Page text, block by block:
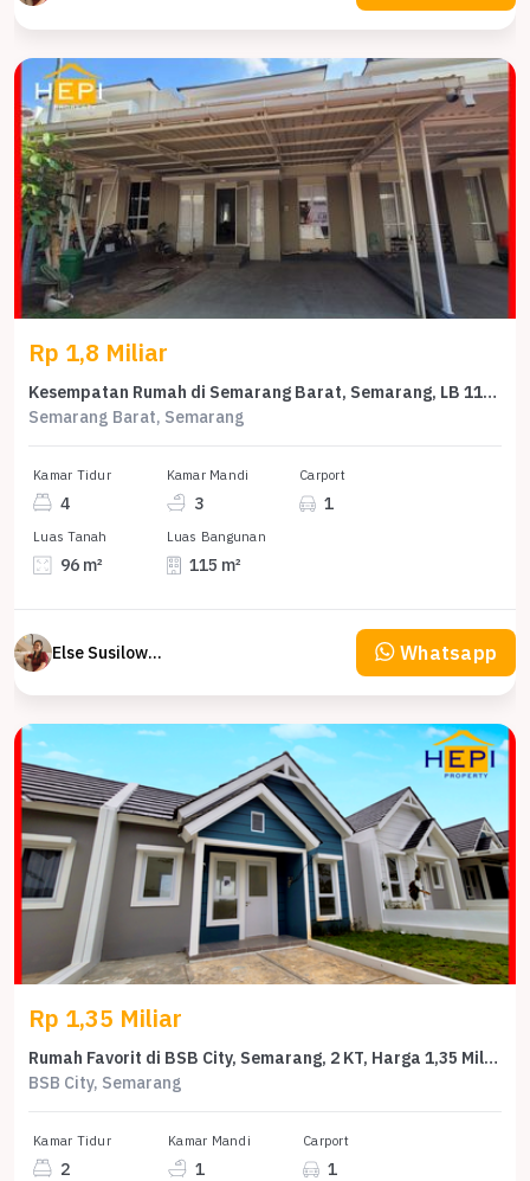
Rp 1,8 Miliar
Kesempatan Rumah di Semarang Barat, Semarang, LB 115m², Harga 1,8 Miliar
Semarang Barat, Semarang
Kamar Tidur
4
Kamar Mandi
3
Carport
1
Luas Tanah
96 m²
Luas Bangunan
115 m²
Else Susilowaty Whatsapp
Rp 1,35 Miliar
Rumah Favorit di BSB City, Semarang, 2 KT, Harga 1,35 Miliar
BSB City, Semarang
Kamar Tidur
2
Kamar Mandi
1
Carport
1